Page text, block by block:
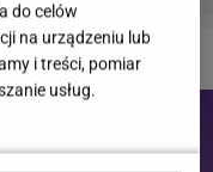
do celów
na urządzeniu lub
i treści, pomiar
usług.